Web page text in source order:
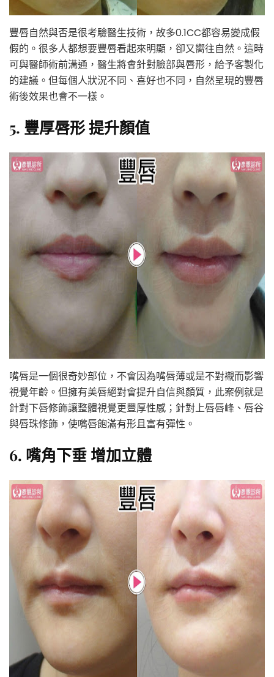
豐唇自然與否是很考驗醫生技術，故多0.1CC都容易變成假
假的。很多人都想要豐唇看起來明顯，卻又嚮往自然。這時
可與醫師術前溝通，醫生將會針對臉部與唇形，給予客製化
的建議。但每個人狀況不同、喜好也不同，自然呈現的豐唇
術後效果也會不一樣。
5. 豐厚唇形 提升顏值
嘴唇是一個很奇妙部位，不會因為嘴唇薄或是不對襯而影響
視覺年齡。但擁有美唇絕對會提升自信與顏質，此案例就是
針對下唇修飾讓整體視覺更豐厚性感；針對上唇唇峰、唇谷
與唇珠修飾，使嘴唇飽滿有形且富有彈性。
6. 嘴角下垂 增加立體